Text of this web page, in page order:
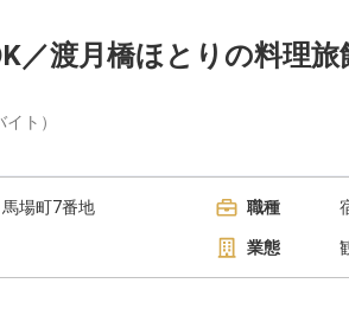
／渡月橋ほとりの料理旅
イト ）
場町7番地 職種
業態